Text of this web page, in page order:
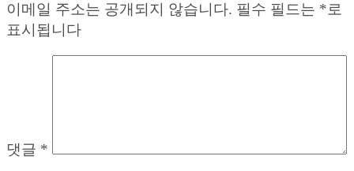
이메일 주소는 공개되지 않습니다. 필수 필드는 *로
표시됩니다
댓글 *